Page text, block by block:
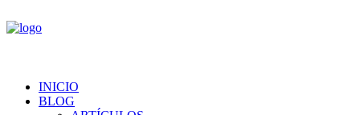
INICIO
BLOG